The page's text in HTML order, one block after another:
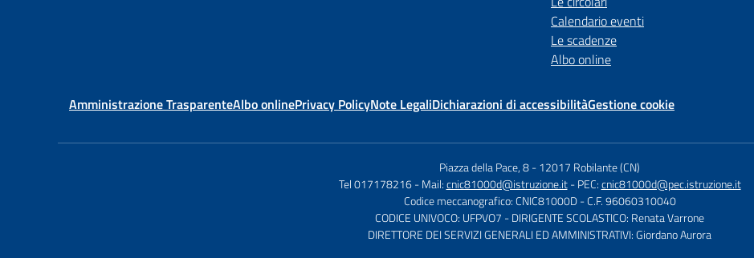
Calendario eventi
Le scadenze
Albo online
Amministrazione TrasparenteAlbo onlinePrivacy PolicyNote LegaliDichiarazioni di accessibilitàGestione cookie
Piazza della Pace, 8-12017 Robilante (CN)
Tel 017178216 - Mail:cnic81000d@istruzione.it - PEC:cnic81000d@pec.istruzione.it
Codice meccanografico: CNIC81000D - C.F. 96060310040
CODICE UNIVOCO: UFPVO7 - DIRIGENTE SCOLASTICO: Renata Varrone
DIRETTORE DEI SERVIZI GENERALI ED AMMINISTRATIVI: Giordano Aurora